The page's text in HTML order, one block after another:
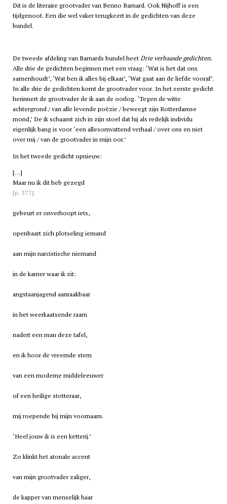
Dit is de literaire grootvader van Benno Barnard. Ook Nijhoff is een
tijdgenoot. Een die wel vaker terugkeert in de gedichten van deze
bundel.
De tweede afdeling van Barnards bundel heetDrie verbaasde gedichten.
Alle drie de gedichten beginnen met een vraag: ‘Wat is het dat ons
samenhoudt’, ‘Wat ben ik alles bij elkaar’, ‘Wat gaat aan de liefde vooraf’.
In alle drie de gedichten komt de grootvader voor. In het eerste gedicht
herinnert de grootvader de ik aan de oorlog. ‘Tegen de witte
achtergrond / van alle levende poëzie / beweegt zijn Rotterdamse
mond,’ De ik schaamt zich in zijn stoel dat hij als redelijk individu
eigenlijk bang is voor ‘een allesomvattend verhaal / over ons en niet
over mij / van de grootvader in mijn oor.’
In het tweede gedicht opnieuw:
[…]
Maar nu ik dit heb gezegd
[p. 377]
gebeurt er onverhoopt iets,
openbaart zich plotseling iemand
aan mijn narcistische niemand
in de kamer waar ik zit:
angstaanjagend aanraakbaar
in het weerkaatsende raam
nadert een man deze tafel,
en ik hoor de vreemde stem
van een moderne middeleeuwer
of een heilige stotteraar,
mij roepende bij mijn voornaam.
‘Heel jouw ik is een ketterij.’
Zo klinkt het atonale accent
van mijn grootvader zaliger,
de kapper van menselijk haar